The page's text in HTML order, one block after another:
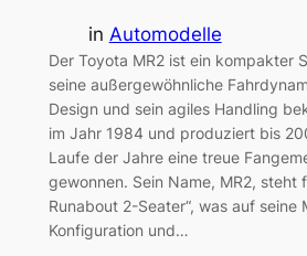
in Automodelle
Der Toyota MR2 ist ein kompakter
seine außergewöhnliche
Design und sein agiles Handling
im Jahr 1984 und produziert bis
Laufe der Jahre eine treue
gewonnen. Sein Name, MR2, steht
Runabout 2-Seater“, was auf seine
Konfiguration und…